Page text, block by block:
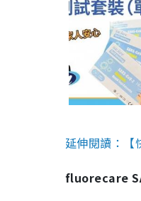
延伸閱讀：【
fluorecare